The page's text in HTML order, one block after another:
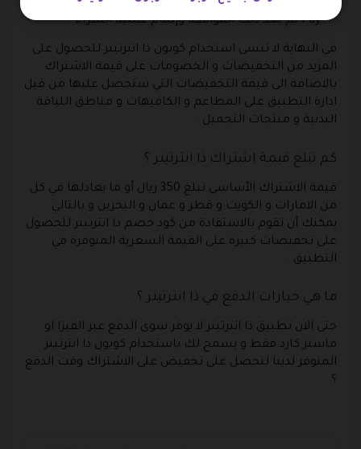
Pay ثم بعد ذلك الموافقة وإتمام عملية الشراء .
في النهاية لا تنسى استخدام كوبون ذا انترتينر للحصول على
المزيد من التخفيضات و الخصومات على قيمة الاشتراك
بالاضافة الى قيمة التخفيضات التي ستحصل عليها من قبل
ادارة التطبيق على المطاعم و الكافيهات و مناطق اللياقة
البدنية و منتجات التجميل .
كم تبلغ قيمة اشتراك ذا انترتينر ؟
قيمة الاشتراك الأساسي تبلغ 350 ريال أو ما يعادلها في كل
من الامارات و الكويت و قطر و عمان و البحرين و بالتالي
يمكنك أن تقوم بالاستفادة من كود خصم ذا انترتينر للحصول
على تخفيضات كبيرة على القيمة السعرية المتوفرة في
التطبيق .
ما هي خيارات الدفع في ذا انترتينر ؟
حتى الان تطبيق ذا انترتينر لا يوفر سوى الدفع عبر الفيزا او
ماستر كارد فقط و يسمح لك باستخدام كوبون ذا انترتينر
المتوفر لدينا لتحصل على تخفيض على الاشتراك وقت الدفع
؟